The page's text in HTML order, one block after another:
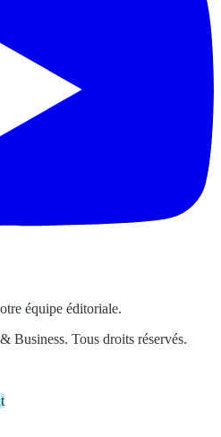
équipe éditoriale.
Tous droits réservés.